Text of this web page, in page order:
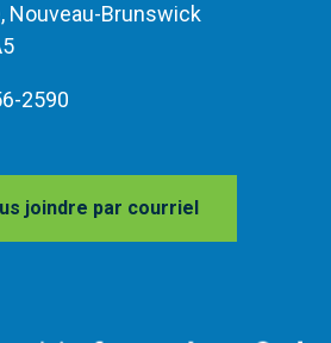
Nouveau-Brunswick
2590
joindre par courriel